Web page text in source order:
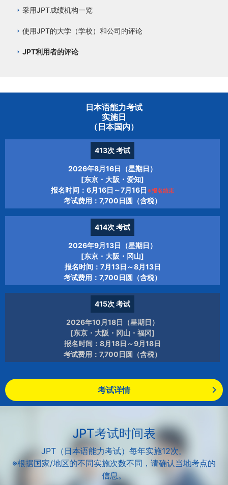
采用JPT成绩机构一览
使用JPT的大学（学校）和公司的评论
JPT利用者的评论
日本语能力考试
实施日
（日本国内）
413次 考试
2026年8月16日（星期日）
[东京・大阪・爱知]
报名时间：6月16日～7月16日 ※报名结束
考试费用：7,700日圆（含税）
414次 考试
2026年9月13日（星期日）
[东京・大阪・冈山]
报名时间：7月13日～8月13日
考试费用：7,700日圆（含税）
415次 考试
2026年10月18日（星期日）
[东京・大阪・冈山・福冈]
报名时间：8月18日～9月18日
考试费用：7,700日圆（含税）
考试详情
JPT考试时间表
JPT（日本语能力考试）每年实施12次。
※根据国家/地区的不同实施次数不同，请确认当地考点的
信息。